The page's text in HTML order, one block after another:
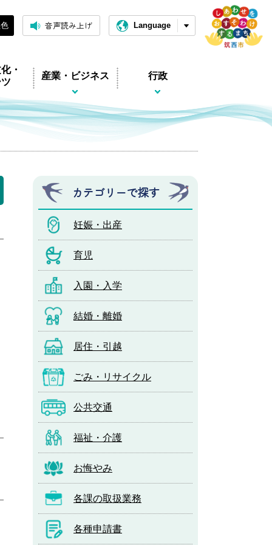
音声読み上げ Language
・
産業・ビジネス 行政
カテゴリーで探す
妊娠・出産
育児
入園・入学
結婚・離婚
居住・引越
ごみ・リサイクル
公共交通
福祉・介護
お悔やみ
各課の取扱業務
各種申請書